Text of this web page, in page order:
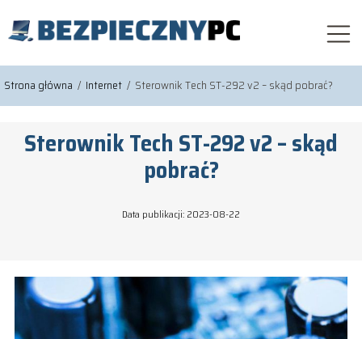
Strona główna / Internet / Sterownik Tech ST-292 v2 – skąd pobrać?
Sterownik Tech ST-292 v2 – skąd
pobrać?
Data publikacji: 2023-08-22